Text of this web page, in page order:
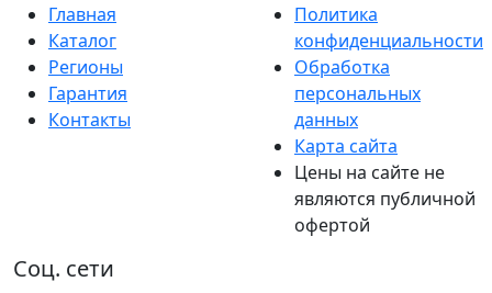
Главная
Каталог
Регионы
Гарантия
Контакты
Политика
конфиденциальности
Обработка
персональных
данных
Карта сайта
Цены на сайте не
являются публичной
офертой
Соц. сети